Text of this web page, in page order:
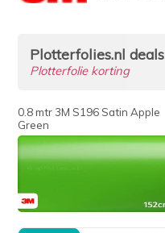
Plotterfolies.nl deals
Plotterfolie korting
0.8 mtr 3M S196 Satin Apple
Green